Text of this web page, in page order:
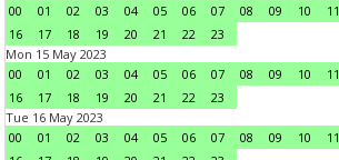
00
01 02 03 04 05 06 07 08 09 10 11
16
17 18 19 20 21 22
23
Mon 15 May 2023
00
01 02 03 04 05 06 07 08 09 10 11
16
17 18 19 20 21 22
23
Tue 16 May 2023
00
01 02 03 04 05 06 07 08 09 10 11